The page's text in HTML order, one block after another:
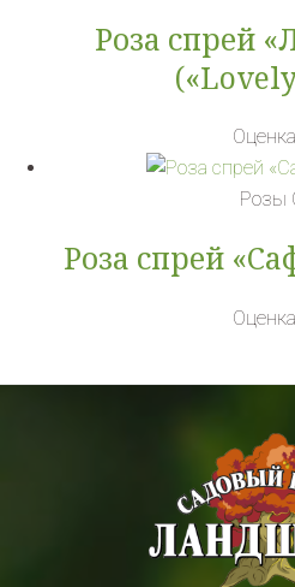
Роза спрей
Оценка
Розы
Роза спрей
Оценка